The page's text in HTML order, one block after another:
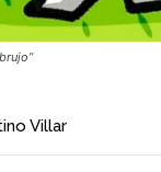
Villar